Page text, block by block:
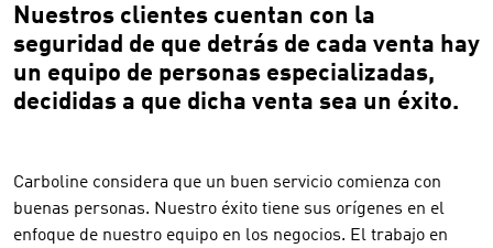
Nuestros clientes cuentan con la
seguridad de que detrás de cada venta hay
un equipo de personas especializadas,
decididas a que dicha venta sea un éxito.
Carboline considera que un buen servicio comienza con
buenas personas. Nuestro éxito tiene sus orígenes en el
enfoque de nuestro equipo en los negocios. El trabajo en